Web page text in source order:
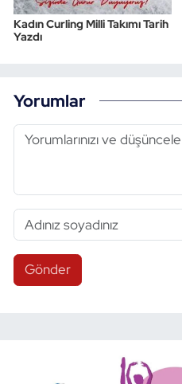
Kadın Curling Milli Takımı Tarih
Yazdı
Yorumlar
Gönder